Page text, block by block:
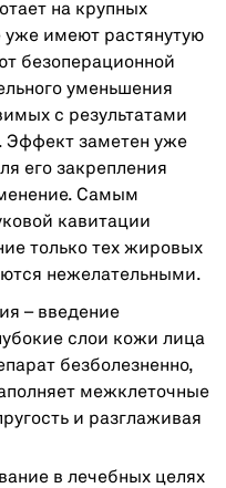
на крупных
имеют растянутую
безоперационной
уменьшения
с результатами
Эффект заметен уже
его закрепления
Самым
кавитации
только тех жировых
нежелательными.
– введение
слои кожи лица
безболезненно,
межклеточные
и разглаживая
в лечебных целях